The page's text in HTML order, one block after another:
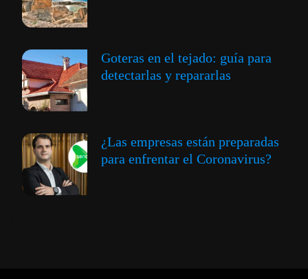
Goteras en el tejado: guía para
detectarlas y repararlas
¿Las empresas están preparadas
para enfrentar el Coronavirus?